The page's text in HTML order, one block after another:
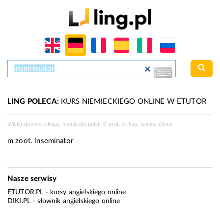
LING POLECA:KURS NIEMIECKIEGO ONLINE W ETUTOR
Wielki słownik rolniczy niemiecko-polski © prof. dr hab. Lesław Zimny
m zoot. inseminator
Nasze serwisy
ETUTOR.PL - kursy angielskiego online
DIKI.PL - słownik angielskiego online